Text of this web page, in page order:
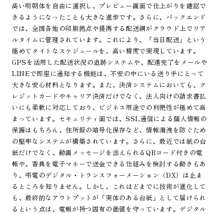
高い明朝体を自由に選択し、プレビュー画面で仕上がりを確認で
きるようになったことも大きな進歩です。さらに、バックエンド
では、全国各地の印刷拠点や提携する配送網がクラウド上でリア
ルタイムに管理されています。これにより、「当日配送」という
極めてタイトなスケジュールを、高い精度で実現しています。
GPSを活用した配送状況の追跡システムや、配達完了をメールや
LINEで即座に通知する機能は、不安の中にいる送り手にとって
大きな安心材料となります。また、決済システムにおいても、ク
レジットカードやキャリア決済だけでなく、法人向けの請求書払
いにも柔軟に対応しており、ビジネス用途での利便性が極めて高
まっています。セキュリティ面では、SSL通信による個人情報の
保護はもちろん、住所録の暗号化保存など、情報漏洩を防ぐため
の堅牢なシステムが構築されています。さらに、最近では紙の台
紙だけでなく、動画メッセージを添えられるQRコード付きの電
報や、香典を電子マネーで送金できる仕組みを検討する動きもあ
り、弔電のデジタル・トランスフォーメーション（DX）は止ま
るところを知りません。しかし、これほどまでに技術が進化して
も、最終的なアウトプットが「実体のある台紙」として届けられ
るという点は、電報が持つ固有の価値を守っています。デジタル